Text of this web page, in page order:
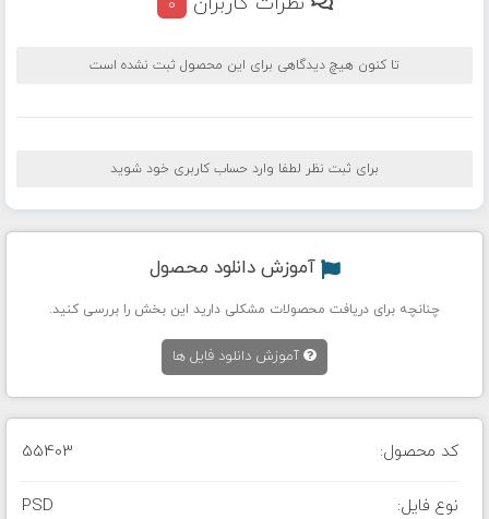
0
تا کنون هیچ دیدگاهی برای این محصول ثبت نشده است
برای ثبت نظر لطفا وارد حساب کاربری خود شوید
آموزش دانلود محصول
چنانچه برای دریافت محصولات مشکلی دارید این بخش را بررسی کنید.
آموزش دانلود فایل ها
کد محصول: 55403
نوع فایل: PSD